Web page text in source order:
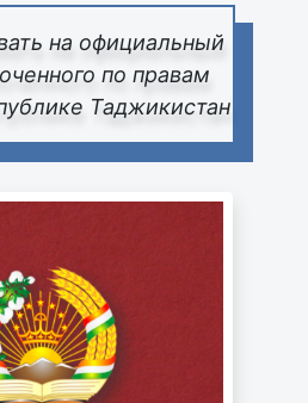
на официальный
по правам
Таджикистан